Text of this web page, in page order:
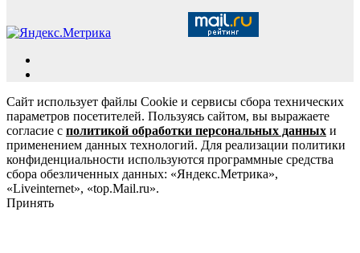
Сайт использует файлы Cookie и сервисы сбора технических
параметров посетителей. Пользуясь сайтом, вы выражаете
согласие с политикой обработки персональных данных и
применением данных технологий. Для реализации политики
конфиденциальности используются программные средства
сбора обезличенных данных: «Яндекс.Метрика»,
«Liveinternet», «top.Mail.ru».
Принять